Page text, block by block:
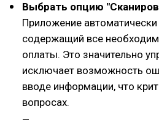
Выбрать опцию
Приложение автоматически
содержащий все
оплаты. Это значительно
исключает возможность
вводе информации, что
вопросах.